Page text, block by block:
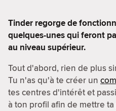
Tinder regorge de
quelques-unes qui feront
au niveau supérieur.
Tout d'abord, rien de plus
Tu n'as qu'à te créer un
tes centres d'intérêt et
à ton profil afin de mettre